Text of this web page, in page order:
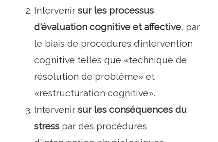
Intervenir sur les processus
d'évaluation cognitive et affective, par
le biais de procédures d’intervention
cognitive telles que «technique de
résolution de problème» et
«restructuration cognitive».
Intervenir sur les conséquences du
stress par des procédures